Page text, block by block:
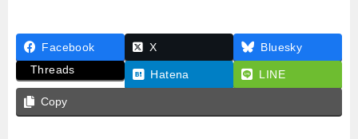
c
e
b
o
tt
er
e
Facebook X
Bluesky
Threads
Hatena LINE
Copy